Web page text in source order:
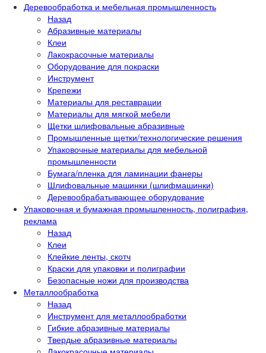
Деревообработка и мебельная промышленность
Назад
Абразивные материалы
Клеи
Лакокрасочные материалы
Оборудование для покраски
Инструмент
Крепежи
Материалы для реставрации
Материалы для мягкой мебели
Щетки шлифовальные абразивные
Промышленные щетки/технологические решения
Упаковочные материалы для мебельной
промышленности
Бумага/пленка для ламинации фанеры
Шлифовальные машинки (шлифмашинки)
Деревообрабатывающее оборудование
Упаковочная и бумажная промышленность, полиграфия,
реклама
Назад
Клеи
Клейкие ленты, скотч
Краски для упаковки и полиграфии
Безопасные ножи для производства
Металлообработка
Назад
Инструмент для металлообработки
Гибкие абразивные материалы
Твердые абразивные материалы